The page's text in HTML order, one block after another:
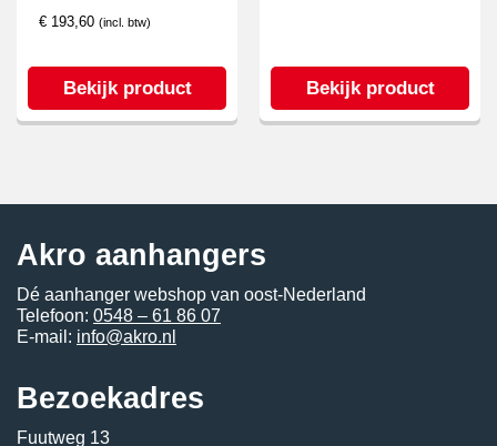
€ 193,60 (incl. btw)
Bekijk product Bekijk product
Akro aanhangers
Dé aanhanger webshop van oost-Nederland
Telefoon: 0548 – 61 86 07
E-mail: info@akro.nl
Bezoekadres
Fuutweg 13